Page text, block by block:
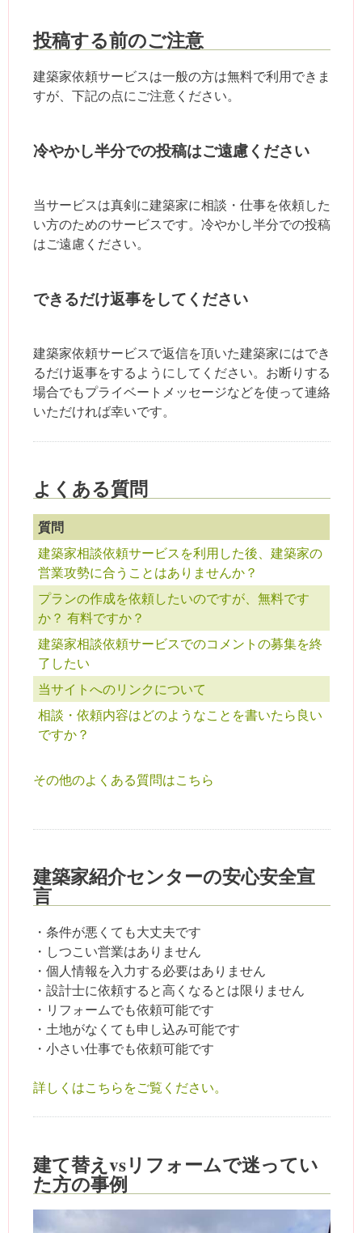
投稿する前のご注意
建築家依頼サービスは一般の方は無料で利用できま
すが、下記の点にご注意ください。
冷やかし半分での投稿はご遠慮ください
当サービスは真剣に建築家に相談・仕事を依頼した
い方のためのサービスです。冷やかし半分での投稿
はご遠慮ください。
できるだけ返事をしてください
建築家依頼サービスで返信を頂いた建築家にはでき
るだけ返事をするようにしてください。お断りする
場合でもプライベートメッセージなどを使って連絡
いただければ幸いです。
よくある質問
質問
建築家相談依頼サービスを利用した後、建築家の
営業攻勢に合うことはありませんか？
プランの作成を依頼したいのですが、無料です
か？ 有料ですか？
建築家相談依頼サービスでのコメントの募集を終
了したい
当サイトへのリンクについて
相談・依頼内容はどのようなことを書いたら良い
ですか？
その他のよくある質問はこちら
建築家紹介センターの安心安全宣
言
・条件が悪くても大丈夫です
・しつこい営業はありません
・個人情報を入力する必要はありません
・設計士に依頼すると高くなるとは限りません
・リフォームでも依頼可能です
・土地がなくても申し込み可能です
・小さい仕事でも依頼可能です
詳しくはこちらをご覧ください。
建て替えvsリフォームで迷ってい
た方の事例